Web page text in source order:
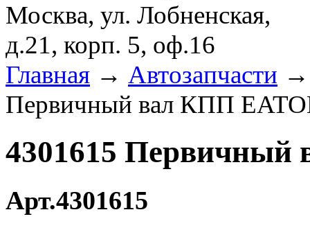
Москва, ул. Лобненская,
д.21, корп. 5, оф.16
Главная → Автозапчасти
Первичный вал КПП
4301615
Арт.4301615